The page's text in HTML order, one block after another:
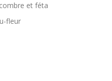
et féta
fleur